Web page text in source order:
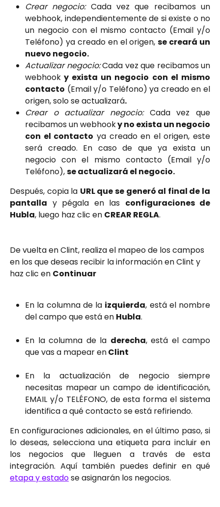
Crear negocio: Cada vez que recibamos un
webhook, independientemente de si existe o no
un negocio con el mismo contacto (Email y/o
Teléfono) ya creado en el origen,se creará un
nuevo negocio.
Actualizar negocio:Cada vez que recibamos un
webhook y exista un negocio con el mismo
contacto (Email y/o Teléfono) ya creado en el
origen, solo se actualizará.
Crear o actualizar negocio: Cada vez que
recibamos un webhooky no exista un negocio
con el contacto ya creado en el origen, este
será creado. En caso de que ya exista un
negocio con el mismo contacto (Email y/o
Teléfono),se actualizará el negocio.
Después, copia la URL que se generó al final de la
pantalla y pégala en las configuraciones de
Hubla, luego haz clic en CREAR REGLA.
De vuelta en Clint, realiza el mapeo de los campos
en los que deseas recibir la información en Clint y
haz clic en Continuar
En la columna de la izquierda, está el nombre
del campo que está en Hubla.
En la columna de la derecha, está el campo
que vas a mapear enClint
En la actualización de negocio siempre
necesitas mapear un campo de identificación,
EMAIL y/o TELÉFONO, de esta forma el sistema
identifica a qué contacto se está refiriendo.
En configuraciones adicionales, en el último paso, si
lo deseas, selecciona una etiqueta para incluir en
los negocios que lleguen a través de esta
integración. Aquí también puedes definir en qué
etapa y estadose asignarán los negocios.